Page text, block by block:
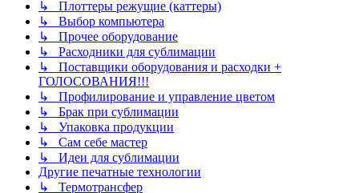
↳ Плоттеры режущие (каттеры)
↳ Выбор компьютера
↳ Прочее оборудование
↳ Расходники для сублимации
↳ Поставщики оборудования и расходки +
ГОЛОСОВАНИЯ!!!
↳ Профилирование и управление цветом
↳ Брак при сублимации
↳ Упаковка продукции
↳ Сам себе мастер
↳ Идеи для сублимации
Другие печатные технологии
↳ Термотрансфер